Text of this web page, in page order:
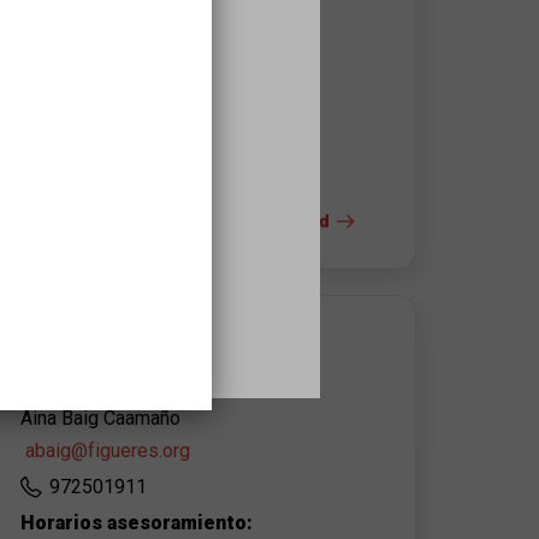
+ info del espacio y la accesibilidad
Aina Baig Caamaño
abaig@figueres.org
972501911
Horarios asesoramiento: